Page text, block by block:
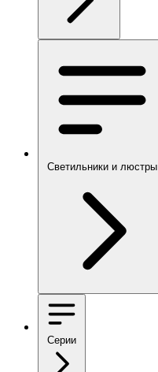
Светильники и люстры
Серии